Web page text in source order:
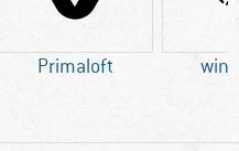
Primaloft